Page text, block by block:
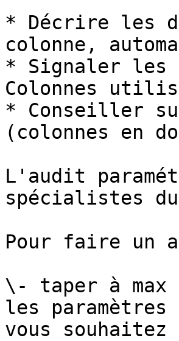
* Décrire les
colonne,
* Signaler les
Colonnes
* Conseiller
(colonnes en
L'audit
spécialistes du
Pour faire un
\- taper à max
les
vous